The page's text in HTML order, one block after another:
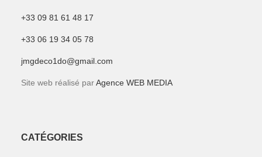
+33 09 81 61 48 17
+33 06 19 34 05 78
jmgdeco1do@gmail.com
Site web réalisé parAgence WEB MEDIA
CATÉGORIES